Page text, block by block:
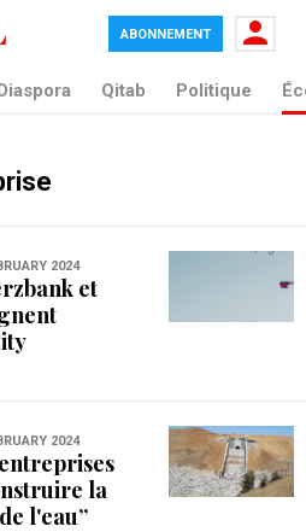
ABONNEMENT
Qitab Politique
2024
et
2024
la
l'eau”